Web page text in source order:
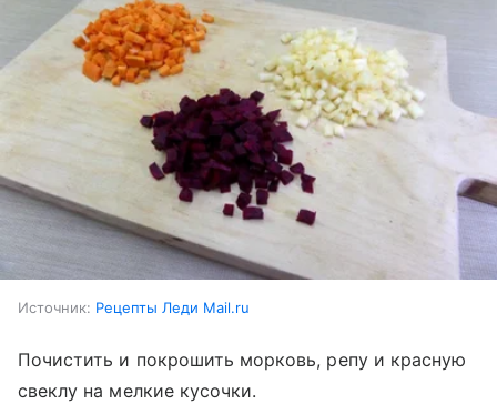
Источник: Рецепты Леди Mail.ru
Почистить и покрошить морковь, репу и красную
свеклу на мелкие кусочки.